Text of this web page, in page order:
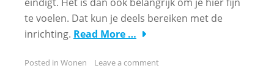
te voelen. Dat kun je deels bereiken met de
inrichting. Read More …
Posted in Wonen Leave a comment